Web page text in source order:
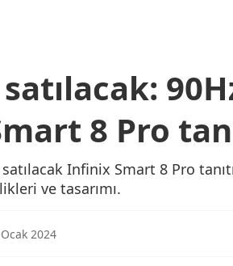
8 Pro
Infinix Smart 8 Pro
ve tasarımı.
2024